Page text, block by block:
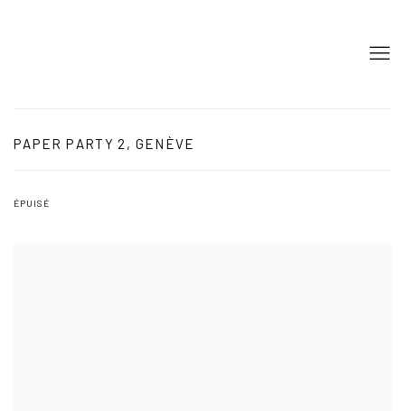
PAPER PARTY 2, GENÈVE
ÉPUISÉ